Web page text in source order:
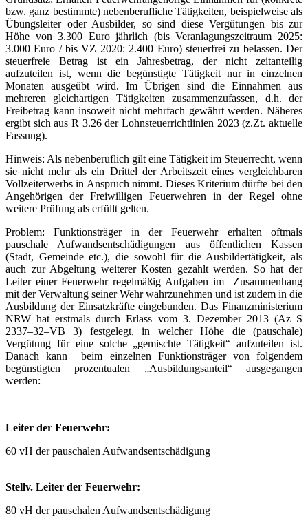
bzw. ganz bestimmte) nebenberufliche Tätigkeiten, beispielweise als
Übungsleiter oder Ausbilder, so sind diese Vergütungen bis zur
Höhe von 3.300 Euro jährlich (bis Veranlagungszeitraum 2025:
3.000 Euro / bis VZ 2020: 2.400 Euro) steuerfrei zu belassen. Der
steuerfreie Betrag ist ein Jahresbetrag, der nicht zeitanteilig
aufzuteilen ist, wenn die begünstigte Tätigkeit nur in einzelnen
Monaten ausgeübt wird. Im Übrigen sind die Einnahmen aus
mehreren gleichartigen Tätigkeiten zusammenzufassen, d.h. der
Freibetrag kann insoweit nicht mehrfach gewährt werden. Näheres
ergibt sich aus R 3.26 der Lohnsteuerrichtlinien 2023 (z.Zt. aktuelle
Fassung).
Hinweis: Als nebenberuflich gilt eine Tätigkeit im Steuerrecht, wenn
sie nicht mehr als ein Drittel der Arbeitszeit eines vergleichbaren
Vollzeiterwerbs in Anspruch nimmt. Dieses Kriterium dürfte bei den
Angehörigen der Freiwilligen Feuerwehren in der Regel ohne
weitere Prüfung als erfüllt gelten.
Problem: Funktionsträger in der Feuerwehr erhalten oftmals
pauschale Aufwandsentschädigungen aus öffentlichen Kassen
(Stadt, Gemeinde etc.), die sowohl für die Ausbildertätigkeit, als
auch zur Abgeltung weiterer Kosten gezahlt werden. So hat der
Leiter einer Feuerwehr regelmäßig Aufgaben im Zusammenhang
mit der Verwaltung seiner Wehr wahrzunehmen und ist zudem in die
Ausbildung der Einsatzkräfte eingebunden. Das Finanzministerium
NRW hat erstmals durch Erlass vom 3. Dezember 2013 (Az S
2337–32–VB 3) festgelegt, in welcher Höhe die (pauschale)
Vergütung für eine solche „gemischte Tätigkeit“ aufzuteilen ist.
Danach kann beim einzelnen Funktionsträger von folgendem
begünstigten prozentualen „Ausbildungsanteil“ ausgegangen
werden:
Leiter der Feuerwehr:
60 vH der pauschalen Aufwandsentschädigung
Stellv. Leiter der Feuerwehr:
80 vH der pauschalen Aufwandsentschädigung